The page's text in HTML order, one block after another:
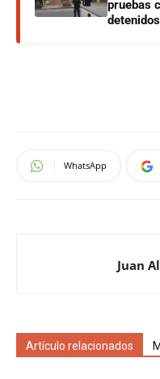
pruebas
detenidos
WhatsApp
Juan
Artículo relacionados